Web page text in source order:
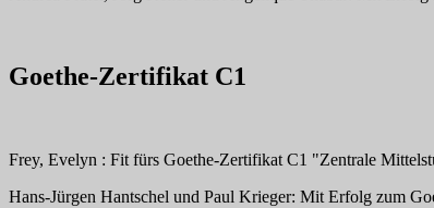
Goethe-Zertifikat C1
Frey, Evelyn : Fit fürs Goethe-Zertifikat C1 "Zentrale
Hans-Jürgen Hantschel und Paul Krieger: Mit Erfolg zum